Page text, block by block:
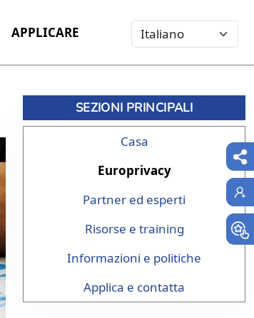
APPLICARE Select your language
SEZIONI PRINCIPALI
Casa
Europrivacy
Partner ed esperti
Risorse e training
Informazioni e politiche
Applica e contatta